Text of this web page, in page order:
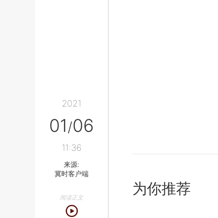
2021
01/06
11:36
来源:
冀时客户端
阅读正文
为你推荐